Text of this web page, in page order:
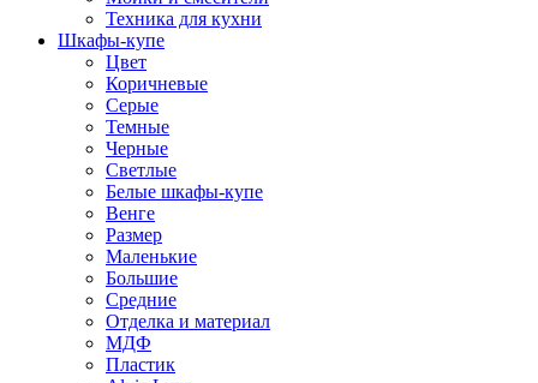
Техника для кухни
Шкафы-купе
Цвет
Коричневые
Серые
Темные
Черные
Светлые
Белые шкафы-купе
Венге
Размер
Маленькие
Большие
Средние
Отделка и материал
МДФ
Пластик